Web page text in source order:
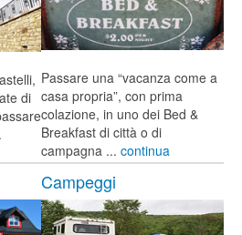
di
Passare una “vacanza come a
casa propria”, con prima
colazione, in uno dei Bed &
Breakfast di città o di
campagna ... continua
Campeggi